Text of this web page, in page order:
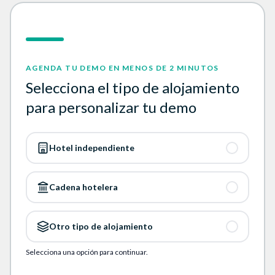
Company website confirmation
AGENDA TU DEMO EN MENOS DE 2 MINUTOS
Selecciona el tipo de alojamiento
para personalizar tu demo
Hotel independiente
Cadena hotelera
Otro tipo de alojamiento
Selecciona una opción para continuar.